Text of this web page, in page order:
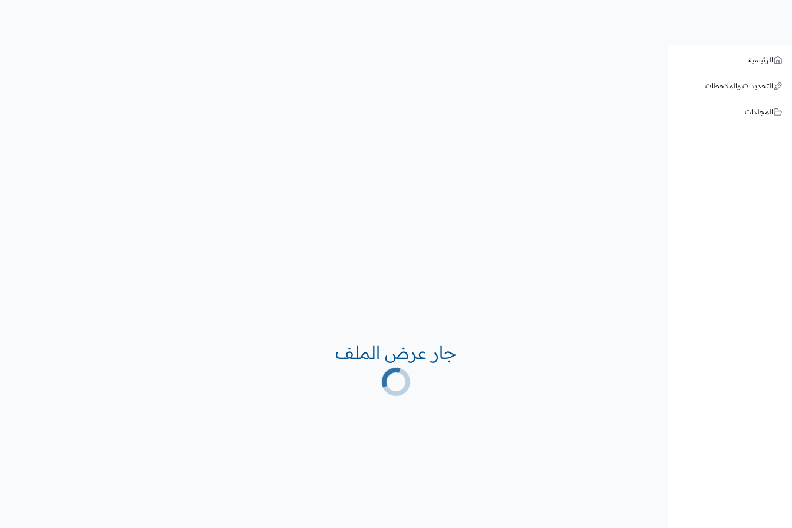
الرئيسية
التحديدات والملاحظات
المجلدات
جار عرض الملف